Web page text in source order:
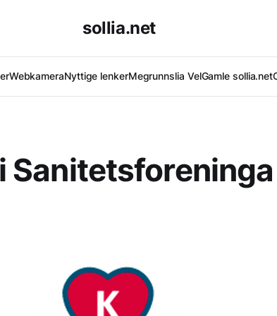
sollia.net
WebkameraNyttige lenkerMegrunnslia VelGamle sollia.net
Sanitetsforeninga